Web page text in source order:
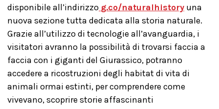
disponibile all’indirizzo g.co/naturalhistory una
nuova sezione tutta dedicata alla storia naturale.
Grazie all’utilizzo di tecnologie all’avanguardia, i
visitatori avranno la possibilità di trovarsi faccia a
faccia con i giganti del Giurassico, potranno
accedere a ricostruzioni degli habitat di vita di
animali ormai estinti, per comprendere come
vivevano, scoprire storie affascinanti